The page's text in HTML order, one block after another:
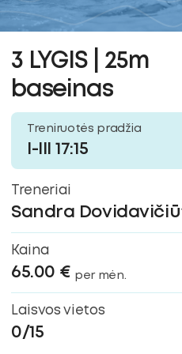
3 LYGIS | 25m
baseinas
Treniruotės pradžia
I-III 17:15
Treneriai
Sandra
Kaina
65.00 € per mėn.
Laisvos vietos
0/15